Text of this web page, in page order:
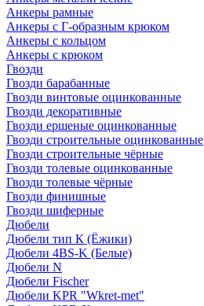
Анкеры рамные
Анкеры с Г-образным крюком
Анкеры с кольцом
Анкеры с крюком
Гвозди
Гвозди барабанные
Гвозди винтовые оцинкованные
Гвозди декоративные
Гвозди ершеные оцинкованные
Гвозди строительные оцинкованные
Гвозди строительные чёрные
Гвозди толевые оцинкованные
Гвозди толевые чёрные
Гвозди финишные
Гвозди шиферные
Дюбели
Дюбели тип К (Ёжики)
Дюбели 4BS-K (Белые)
Дюбели N
Дюбели Fischer
Дюбели KPR "Wkret-met"